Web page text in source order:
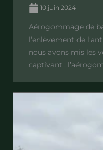
10 juin 2024
Aérogommage de
l’enlèvement de
nous avons mis les
captivant :